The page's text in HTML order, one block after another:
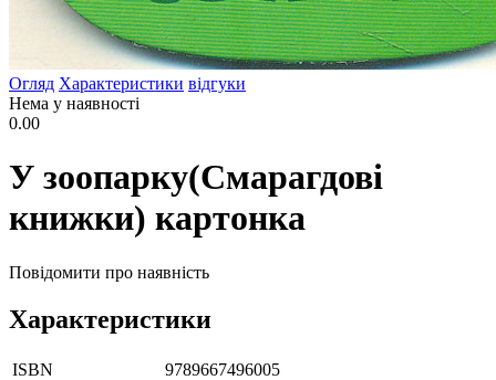
Огляд Характеристики відгуки
Нема у наявності
0.00
У зоопарку(Смарагдові
книжки) картонка
Повідомити про наявність
Характеристики
ISBN
9789667496005